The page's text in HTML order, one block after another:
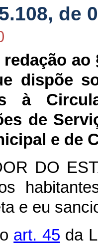
de
redação
dispõe
à
de
e de
DO
e eu
art. 45 da